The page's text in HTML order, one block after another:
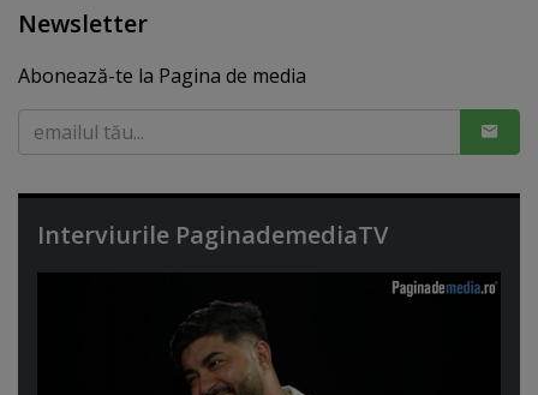
Newsletter
Abonează-te la Pagina de media
Interviurile PaginademediaTV